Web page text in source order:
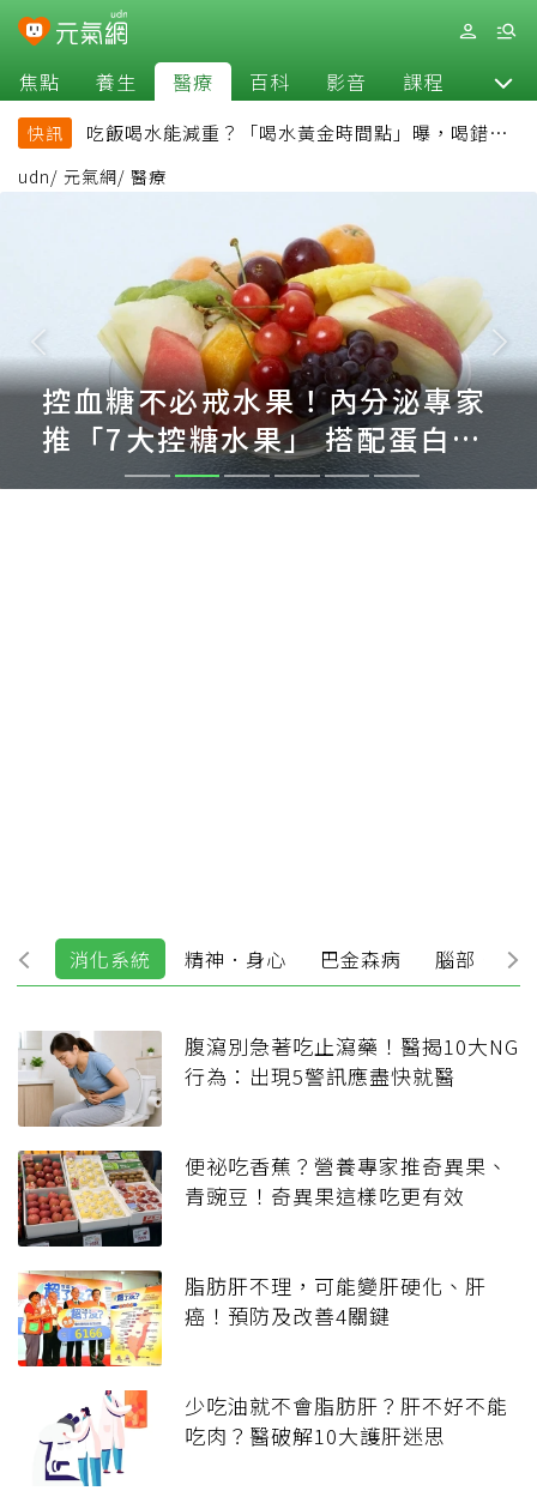
焦點 養生 醫療 百科 影音 課程 退休
快訊
吃飯喝水能減重？「喝水黃金時間點」曝，喝錯時
機反而吃更多
udn/ 元氣網/ 醫療
控血糖不必戒水果！內分泌專家
推「7大控糖水果」 搭配蛋白質
更穩血糖
管 消化系統 精神．身心 巴金森病 腦部．神經
腹瀉別急著吃止瀉藥！醫揭10大NG
行為：出現5警訊應盡快就醫
便祕吃香蕉？營養專家推奇異果、
青豌豆！奇異果這樣吃更有效
脂肪肝不理，可能變肝硬化、肝
癌！預防及改善4關鍵
少吃油就不會脂肪肝？肝不好不能
吃肉？醫破解10大護肝迷思